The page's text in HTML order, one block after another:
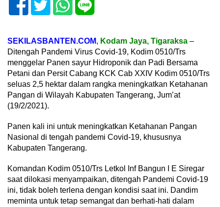
SEKILASBANTEN.COM, Kodam Jaya, Tigaraksa –
Ditengah Pandemi Virus Covid-19, Kodim 0510/Trs
menggelar Panen sayur Hidroponik dan Padi Bersama
Petani dan Persit Cabang KCK Cab XXIV Kodim 0510/Trs
seluas 2,5 hektar dalam rangka meningkatkan Ketahanan
Pangan di Wilayah Kabupaten Tangerang, Jum’at
(19/2/2021).
Panen kali ini untuk meningkatkan Ketahanan Pangan
Nasional di tengah pandemi Covid-19, khususnya
Kabupaten Tangerang.
Komandan Kodim 0510/Trs Letkol Inf Bangun I E Siregar
saat dilokasi menyampaikan, ditengah Pandemi Covid-19
ini, tidak boleh terlena dengan kondisi saat ini. Dandim
meminta untuk tetap semangat dan berhati-hati dalam